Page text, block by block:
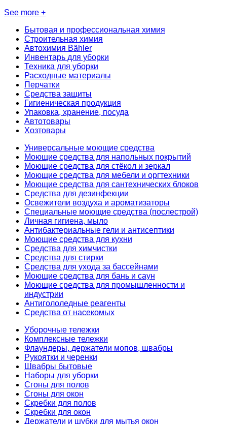
See more +
Бытовая и профессиональная химия
Строительная химия
Автохимия Bähler
Инвентарь для уборки
Техника для уборки
Расходные материалы
Перчатки
Средства защиты
Гигиеническая продукция
Упаковка, хранение, посуда
Автотовары
Хозтовары
Универсальные моющие средства
Моющие средства для напольных покрытий
Моющие средства для стёкол и зеркал
Моющие средства для мебели и оргтехники
Моющие средства для сантехнических блоков
Средства для дезинфекции
Освежители воздуха и ароматизаторы
Специальные моющие средства (послестрой)
Личная гигиена, мыло
Антибактериальные гели и антисептики
Моющие средства для кухни
Средства для химчистки
Средства для стирки
Средства для ухода за бассейнами
Моющие средства для бань и саун
Моющие средства для промышленности и
индустрии
Антигололедные реагенты
Средства от насекомых
Уборочные тележки
Комплексные тележки
Флаундеры, держатели мопов, швабры
Рукоятки и черенки
Швабры бытовые
Наборы для уборки
Сгоны для полов
Сгоны для окон
Скребки для полов
Скребки для окон
Держатели и шубки для мытья окон